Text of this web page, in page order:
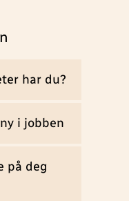
har du?
i jobben
på deg